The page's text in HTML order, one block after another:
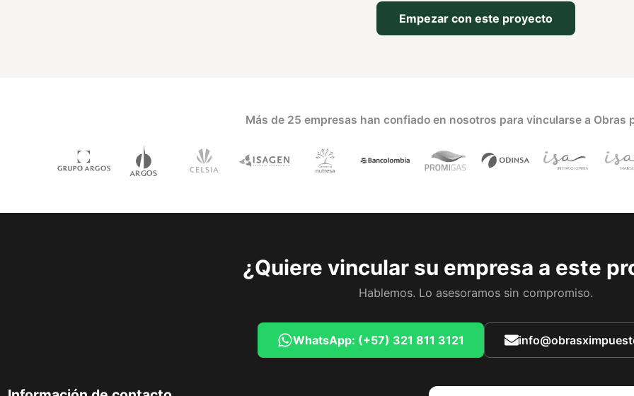
Empezar con este proyecto
Más de 25 empresas han confiado en nosotros para vincularse a Obras
¿Quiere vincular su empresa a este
Hablemos. Lo asesoramos sin compromiso.
WhatsApp: (+57) 321 811 3121